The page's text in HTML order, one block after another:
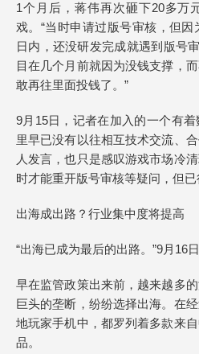
1个月后，蒋伟再次砸下20多万
戏。“当时申请过版号审核，但
日内，还没研发完成就遇到版号
目在几个月前就因为没钱支撑，
敢再往里面投钱了。”
9月15日，记者在加入的一个有
里早已没有以往相互技术交流、
人发言，也只是感叹游戏市场冷
时才能重开版号审核等疑问，但已
出海成出路？行业集中度将提高
“出海已成为最后的出路。”9月16
早在监管政策出来前，越来越多
巨头的垄断，纷纷选择出海。在
地玩家手机中，都罗列着多款来
品。